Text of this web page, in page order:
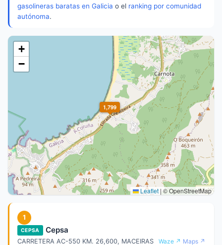
gasolineras baratas en Galicia o el ranking por comunidad
autónoma.
1,799
+
−
Leaflet | © OpenStreetMap
1
CEPSA Cepsa
CARRETERA AC-550 KM. 26,600, MACEIRAS Waze ↗ Maps ↗